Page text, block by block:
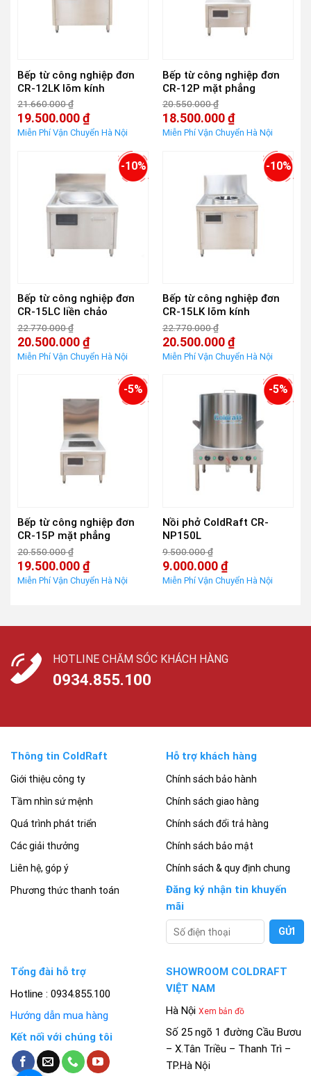
Bếp từ công nghiệp đơn
CR-12LK lõm kính
21.660.000₫
Giá
gốc
là:
19.500.000₫
Giá
Bếp từ công nghiệp đơn
CR-12P mặt phẳng
20.550.000₫
Giá
gốc
là:
18.500.000₫
Giá
-10%
Bếp từ công nghiệp đơn
CR-15LC liền chảo
22.770.000₫
Giá
gốc
là:
20.500.000₫
Giá
-10%
Bếp từ công nghiệp đơn
CR-15LK lõm kính
22.770.000₫
Giá
gốc
là:
20.500.000₫
Giá
20.500.000 ₫.
-5%
Bếp từ công nghiệp đơn
CR-15P mặt phẳng
20.550.000₫
Giá
gốc
là:
19.500.000₫
Giá
-5%
Nồi phở ColdRaft CR-
NP150L
9.500.000₫
Giá
gốc
là:
9.000.000₫
Giá
HOTLINE CHĂM SÓC KHÁCH HÀNG
0934.855.100
Thông tin ColdRaft
Giới thiệu công ty
Tầm nhìn sứ mệnh
Quá trình phát triển
Các giải thưởng
Liên hệ, góp ý
Phương thức thanh toán
Hỗ trợ khách hàng
Chính sách bảo hành
Chính sách giao hàng
Chính sách đổi trả hàng
Chính sách bảo mật
Chính sách & quy định chung
Đăng ký nhận tin khuyến
mãi
Tổng đài hỗ trợ
Hotline : 0934.855.100
Hướng dẫn mua hàng
Kết nối với chúng tôi
SHOWROOM COLDRAFT
VIỆT NAM
Hà Nội Xem bản đồ
Số 25 ngõ 1 đường Cầu Bươu
– X.Tân Triều – Thanh Trì –
TP.Hà Nội